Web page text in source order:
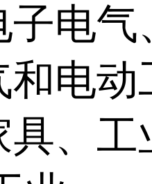
电气
电动
、工